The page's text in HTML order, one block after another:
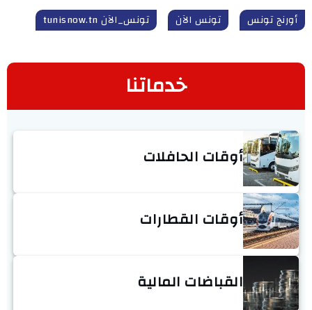
أورنج تونس تونس الآن تونس_الآن tunisnow.tn
خدماتنا
أوقات الحافلات
أوقات القطارات
القباضات المالية